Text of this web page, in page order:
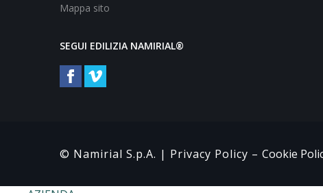
Mappa sito
SEGUI EDILIZIA NAMIRIAL®
© Namirial S.p.A. | Privacy Policy – Cookie